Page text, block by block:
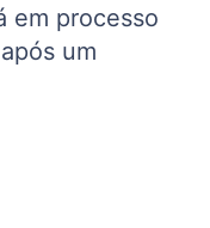
em processo
um